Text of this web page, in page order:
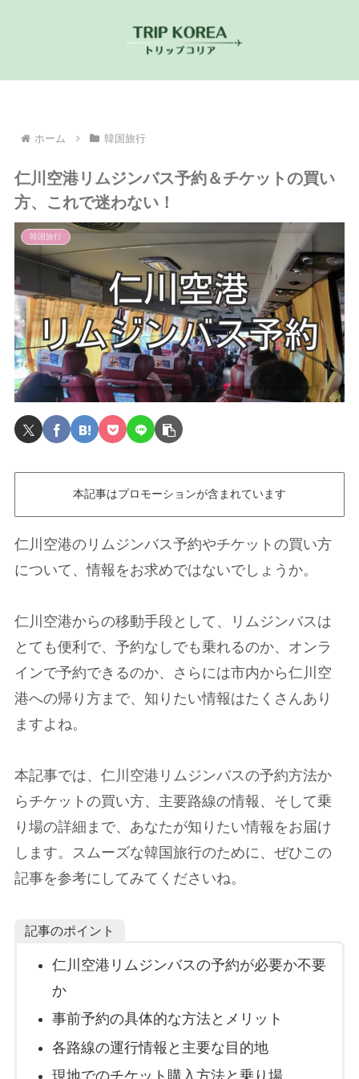
ホーム 韓国旅行
仁川空港リムジンバス予約＆チケットの買い
方、これで迷わない！
韓国旅行
本記事はプロモーションが含まれています
仁川空港のリムジンバス予約やチケットの買い方
について、情報をお求めではないでしょうか。
仁川空港からの移動手段として、リムジンバスは
とても便利で、予約なしでも乗れるのか、オンラ
インで予約できるのか、さらには市内から仁川空
港への帰り方まで、知りたい情報はたくさんあり
ますよね。
本記事では、仁川空港リムジンバスの予約方法か
らチケットの買い方、主要路線の情報、そして乗
り場の詳細まで、あなたが知りたい情報をお届け
します。スムーズな韓国旅行のために、ぜひこの
記事を参考にしてみてくださいね。
記事のポイント
仁川空港リムジンバスの予約が必要か不要
か
事前予約の具体的な方法とメリット
各路線の運行情報と主要な目的地